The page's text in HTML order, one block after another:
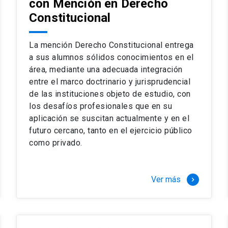
del programa hasta 8 semestres. Los alumnos que
principalmente a extranjeros, que permite concentrar
expectativas profesionales, eligiendo entre una variedad de
de graduación de diciembre a marzo.
complejo y sofisticado ejercicio profesional. La
de nuestros alumnos, tanto nacionales como
especialmente orientado a las necesidades de la
lectivos, seminarios de casos y actualización de
en los problemas legales más complejos.
perfeccionamiento en los conocimientos del área, tanto
compleja de los problemas que enfrenta nuestra
académico como en lo profesional, haciéndote
con Mención en Derecho
Constitucional
La mención Derecho Constitucional entrega
a sus alumnos sólidos conocimientos en el
área, mediante una adecuada integración
entre el marco doctrinario y jurisprudencial
de las instituciones objeto de estudio, con
los desafíos profesionales que en su
aplicación se suscitan actualmente y en el
futuro cercano, tanto en el ejercicio público
como privado.
Ver más keyboard_arrow_right